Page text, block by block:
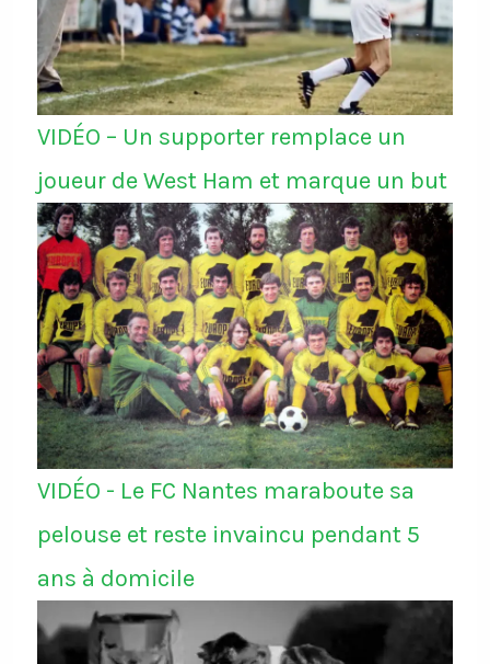
VIDÉO – Un supporter remplace un
joueur de West Ham et marque un but
VIDÉO - Le FC Nantes maraboute sa
pelouse et reste invaincu pendant 5
ans à domicile